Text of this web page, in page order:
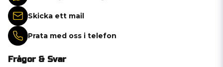
Skicka ett mail
Prata med oss i telefon
Frågor & Svar